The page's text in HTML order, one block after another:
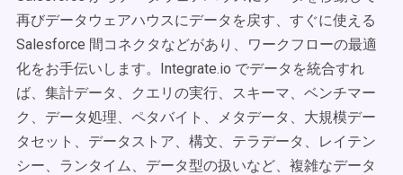
再びデータウェアハウスにデータを戻す、すぐに使える
Salesforce 間コネクタなどがあり、ワークフローの最適
化をお手伝いします。Integrate.io でデータを統合すれ
ば、集計データ、クエリの実行、スキーマ、ベンチマー
ク、データ処理、ペタバイト、メタデータ、大規模デー
タセット、データストア、構文、テラデータ、レイテン
シー、ランタイム、データ型の扱いなど、複雑なデータ